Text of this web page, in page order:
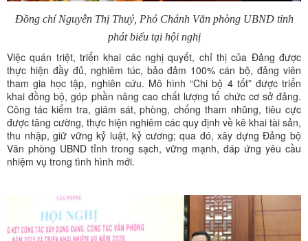
Đồng chí Nguyễn Thị Thuý, Phó Chánh Văn phòng UBND tỉnh
phát biểu tại hội nghị
Việc quán triệt, triển khai các nghị quyết, chỉ thị của Đảng được
thực hiện đầy đủ, nghiêm túc, bảo đảm 100% cán bộ, đảng viên
tham gia học tập, nghiên cứu. Mô hình “Chi bộ 4 tốt” được triển
khai đồng bộ, góp phần nâng cao chất lượng tổ chức cơ sở đảng.
Công tác kiểm tra, giám sát, phòng, chống tham nhũng, tiêu cực
được tăng cường, thực hiện nghiêm các quy định về kê khai tài sản,
thu nhập, giữ vững kỷ luật, kỷ cương; qua đó, xây dựng Đảng bộ
Văn phòng UBND tỉnh trong sạch, vững mạnh, đáp ứng yêu cầu
nhiệm vụ trong tình hình mới.